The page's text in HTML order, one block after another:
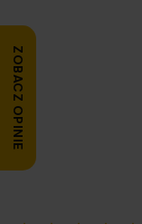
ZOBACZ OPINIE